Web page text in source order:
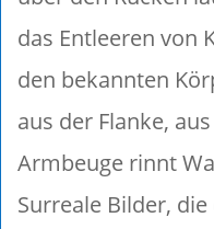
das Entleeren von
den bekannten
aus der Flanke,
Armbeuge rinnt
Surreale Bilder,